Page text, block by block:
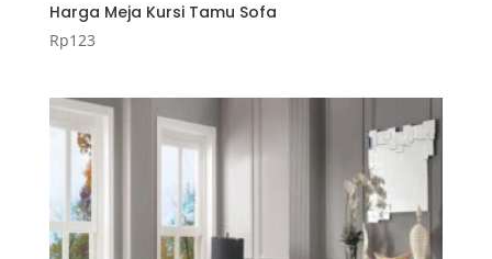
Harga Meja Kursi Tamu Sofa
Rp123